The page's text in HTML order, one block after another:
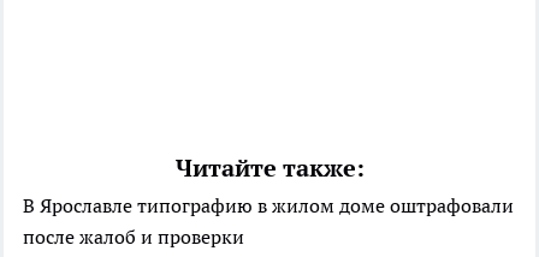
Читайте также:
В Ярославле типографию в жилом доме оштрафовали
после жалоб и проверки